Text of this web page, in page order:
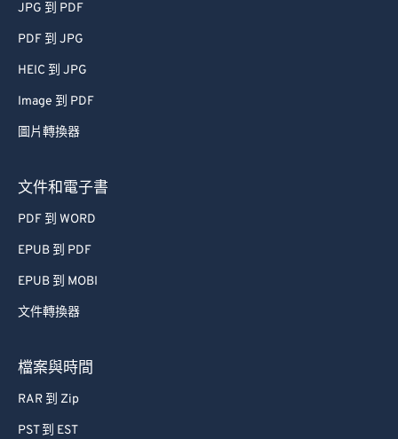
JPG 到 PDF
PDF 到 JPG
HEIC 到 JPG
Image 到 PDF
圖片轉換器
文件和電子書
PDF 到 WORD
EPUB 到 PDF
EPUB 到 MOBI
文件轉換器
檔案與時間
RAR 到 Zip
PST 到 EST